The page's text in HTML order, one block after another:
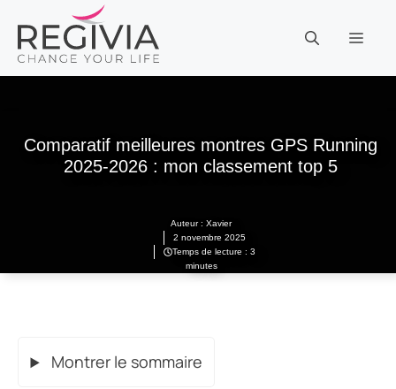
contenu
Comparatif meilleures montres GPS Running
2025-2026 : mon classement top 5
Auteur : Xavier
2 novembre 2025
Temps de lecture : 3
minutes
Montrer le sommaire